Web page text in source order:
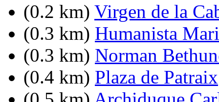
(0.2 km) Virgen de la
(0.3 km) Humanista
(0.3 km) Norman
(0.4 km) Plaza de Patraix